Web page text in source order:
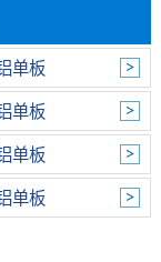
单板
单板
单板
单板